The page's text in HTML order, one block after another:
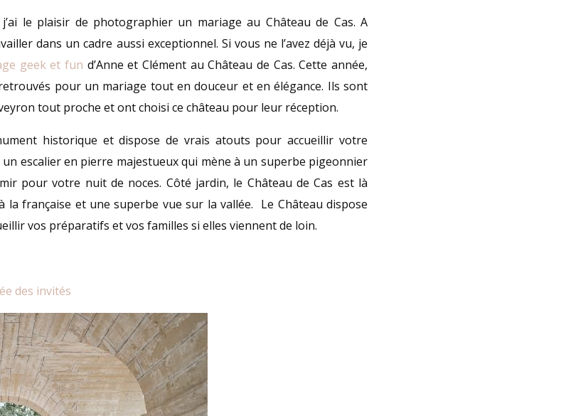
le plaisir de photographier un mariage au Château de Cas. A
dans un cadre aussi exceptionnel. Si vous ne l’avez déjà vu, je
geek et fun d’Anne et Clément au Château de Cas. Cette année,
pour un mariage tout en douceur et en élégance. Ils sont
tout proche et ont choisi ce château pour leur réception.
historique et dispose de vrais atouts pour accueillir votre
escalier en pierre majestueux qui mène à un superbe pigeonnier
pour votre nuit de noces. Côté jardin, le Château de Cas est là
la française et une superbe vue sur la vallée. Le Château dispose
vos préparatifs et vos familles si elles viennent de loin.